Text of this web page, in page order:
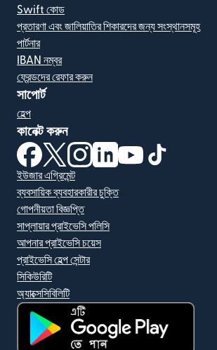
Swift কোড
প্রতারণা এবং জালিয়াতির শিকারদের জন্য সংস্থানসমূহ
পার্টনার
IBAN নম্বর
ফ্রেন্ডদের রেফার করুন
সাপোর্ট
হেল্প
কানেক্ট করুন
(নতুন উইন্ডোতে খুলবে)
(নতুন উইন্ডোতে খুলবে)
(নতুন উইন্ডোতে খুলবে)
(নতুন উইন্ডোতে খুলবে)
(নতুন উইন্ডোতে খুলবে)
ইউজার এগ্রিমেন্ট
ব্যবসায়িক ব্যবহারকারীর চুক্তি
গোপনীয়তা বিজ্ঞপ্তি
সাপ্লায়ার প্রাইভেসি পলিসি
আপনার প্রাইভেসি চয়েস
প্রাইভেসি হেল্প সেন্টার
সিকিউরিটি
অ্যাক্সেসিবিলিটি